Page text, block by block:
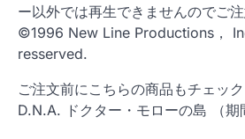
ー以外では再生できませんのでご注
©1996 New Line Productions，
resserved.
ご注文前にこちらの商品もチェック
D.N.A. ドクター・モローの島 （期